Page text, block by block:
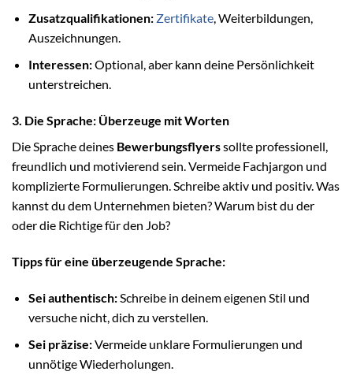
Zusatzqualifikationen: Zertifikate, Weiterbildungen,
Auszeichnungen.
Interessen:Optional, aber kann deine Persönlichkeit
unterstreichen.
3. Die Sprache: Überzeuge mit Worten
Die Sprache deines Bewerbungsflyerssollte professionell,
freundlich und motivierend sein. Vermeide Fachjargon und
komplizierte Formulierungen. Schreibe aktiv und positiv. Was
kannst du dem Unternehmen bieten? Warum bist du der
oder die Richtige für den Job?
Tipps für eine überzeugende Sprache:
Sei authentisch:Schreibe in deinem eigenen Stil und
versuche nicht, dich zu verstellen.
Sei präzise:Vermeide unklare Formulierungen und
unnötige Wiederholungen.